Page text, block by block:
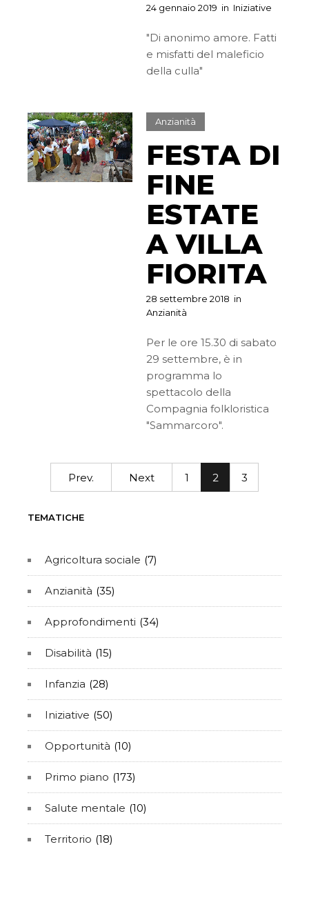
24 gennaio 2019 in Iniziative
"Di anonimo amore. Fatti
e misfatti del maleficio
della culla"
Anzianità
FESTA DI
FINE
ESTATE
A VILLA
FIORITA
28 settembre 2018 in
Anzianità
Per le ore 15.30 di sabato
29 settembre, è in
programma lo
spettacolo della
Compagnia folkloristica
"Sammarcoro".
Prev. Next 1 2 3
TEMATICHE
Agricoltura sociale (7)
Anzianità (35)
Approfondimenti (34)
Disabilità (15)
Infanzia (28)
Iniziative (50)
Opportunità (10)
Primo piano (173)
Salute mentale (10)
Territorio (18)